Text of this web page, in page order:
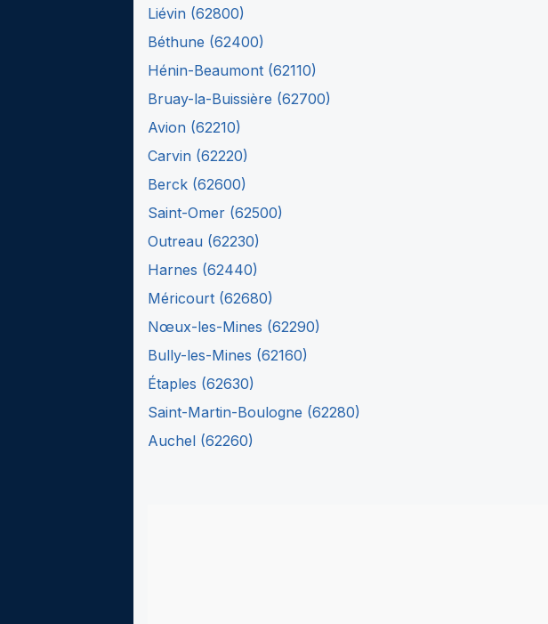
Liévin (62800)
Béthune (62400)
Hénin-Beaumont (62110)
Bruay-la-Buissière (62700)
Avion (62210)
Carvin (62220)
Berck (62600)
Saint-Omer (62500)
Outreau (62230)
Harnes (62440)
Méricourt (62680)
Nœux-les-Mines (62290)
Bully-les-Mines (62160)
Étaples (62630)
Saint-Martin-Boulogne (62280)
Auchel (62260)